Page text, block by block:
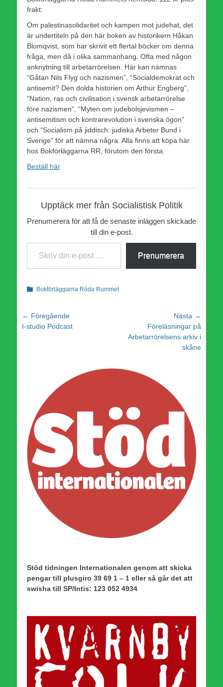
frakt:
Om palestinasolidaritet och kampen mot judehat, det
är undertiteln på den här boken av historikern Håkan
Blomqvist, som har skrivit ett flertal böcker om denna
fråga, men då i olika sammanhang. Ofta med någon
anknytning till arbetarrörelsen. Här kan nämnas
“Gåtan Nils Flyg och nazismen”, “Socialdemokrat och
antisemit? Den dolda historien om Arthur Engberg”,
“Nation, ras och civilisation i svensk arbetarrörelse
före nazismen”, “Myten om judebolsjevismen –
antisemitism och kontrarevolution i svenska ögon”
och “Socialism på jiddisch: judiska Arbeter Bund i
Sverige” för att nämna några. Alla finns att köpa här
hos Bokförläggarna RR, förutom den första.
Beställ här
Upptäck mer från Socialistisk Politik
Prenumerera för att få de senaste inläggen skickade
till din e-post.
Skriv din e-post …
Prenumerera
Kategorier
Bokförläggarna Röda Rummet
Inläggsnavigering
← Föregående
Föregående
I-studio Podcast
Nästa →
inlägg:
Föreläsningar på
Arbetarrörelsens arkiv i
skåne
Stöd tidningen Internationalen genom att skicka
pengar till plusgiro 39 69 1 – 1 eller så går det att
swisha till SP/Intis: 123 052 4934